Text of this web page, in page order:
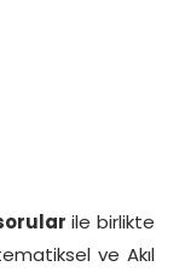
ile birlikte
ve Akıl